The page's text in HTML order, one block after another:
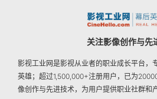
关注影像创作与先
影视工业网是影视从业者的职业成长平台，
英雄；超过1,500,000+注册用户，已为
像创作与先进技术，为用户提供职业社群和